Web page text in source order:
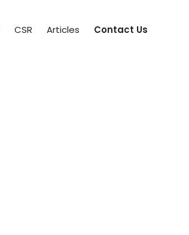
CSR Articles Contact Us